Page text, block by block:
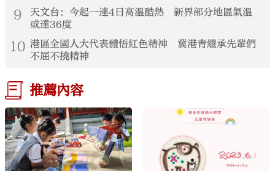
9
天文台：今起一連4日高溫酷熱 新界部分地區氣溫
或達36度
10 港區全國人大代表體悟紅色精神 冀港青繼承先輩們
不屈不撓精神
推薦內容